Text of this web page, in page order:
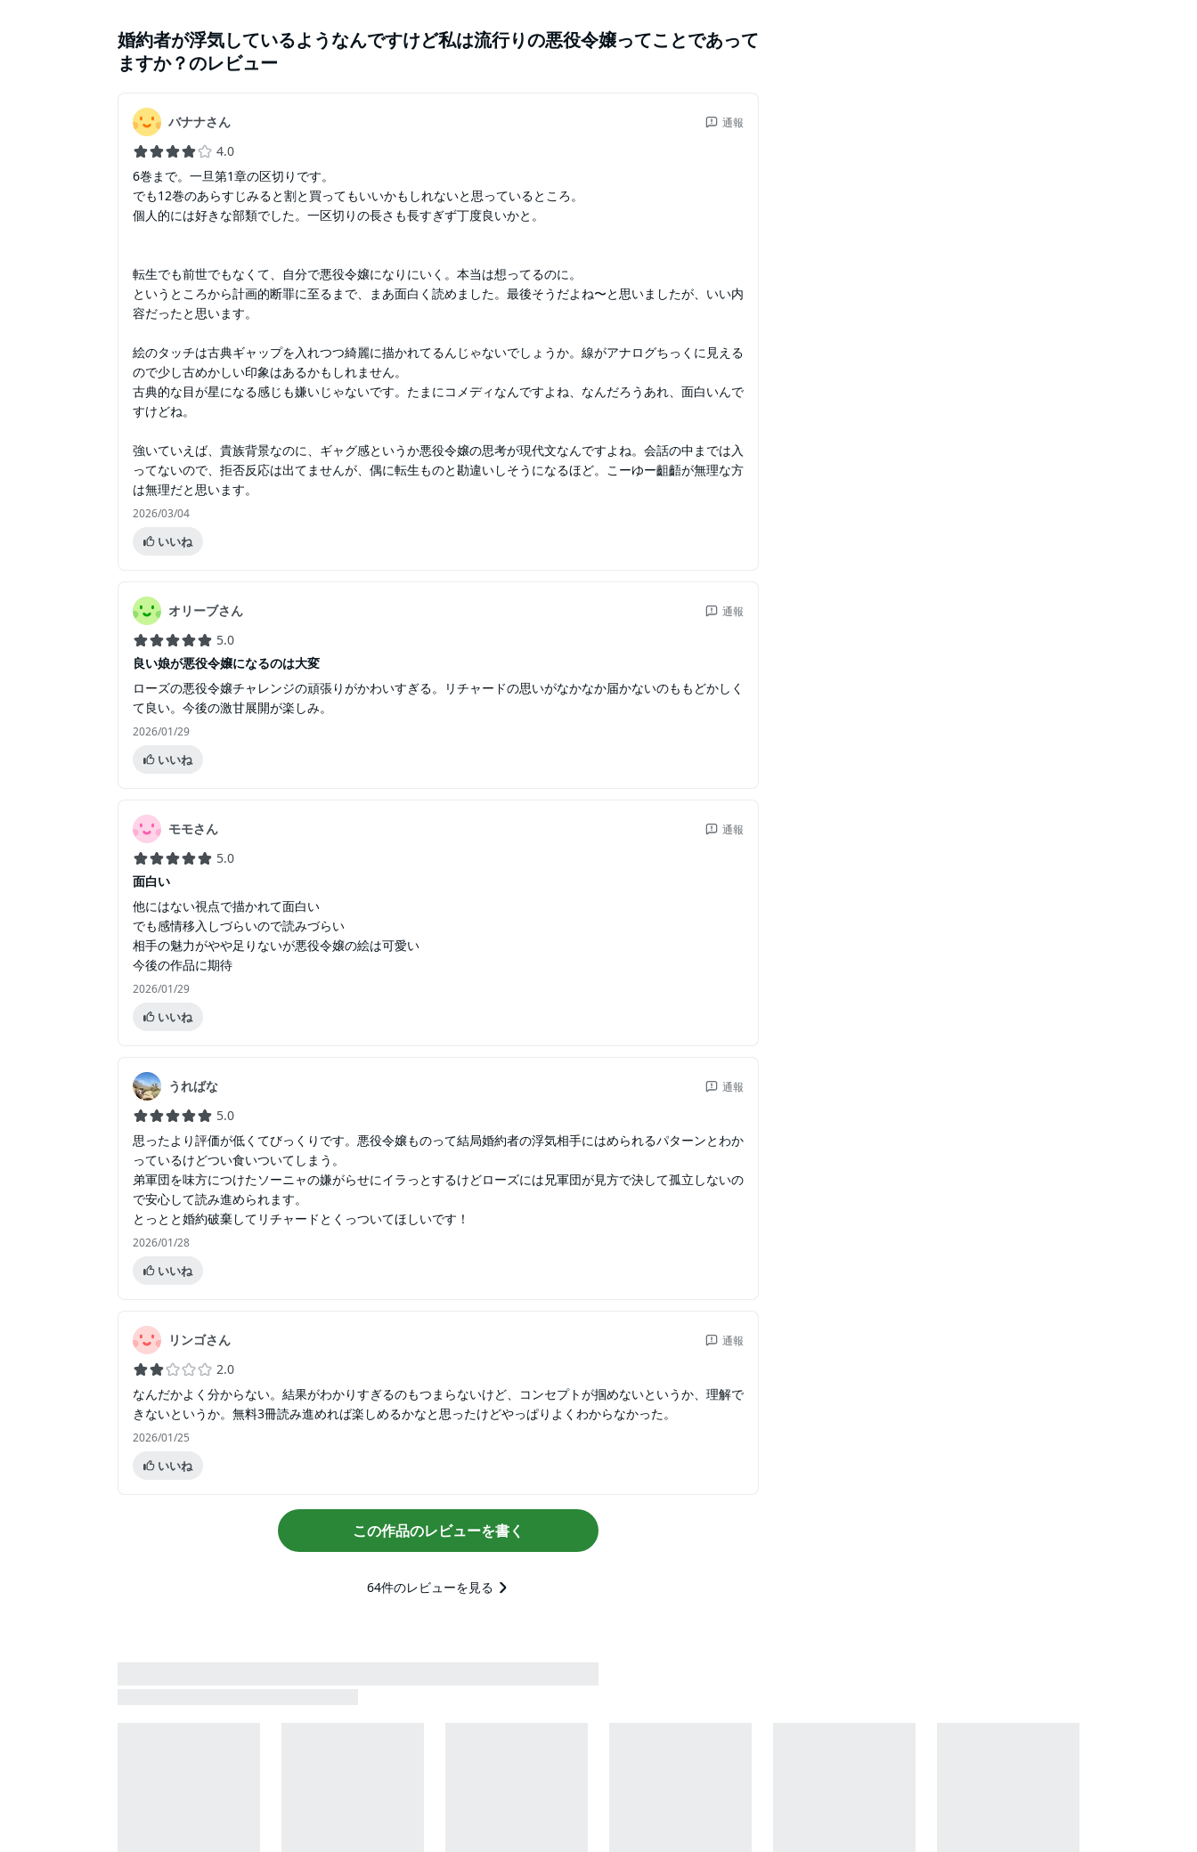
婚約者が浮気しているようなんですけど私は流行りの悪役令嬢ってことであって
ますか？のレビュー
バナナさん 通報
4.0
6巻まで。一旦第1章の区切りです。
でも12巻のあらすじみると割と買ってもいいかもしれないと思っているところ。
個人的には好きな部類でした。一区切りの長さも長すぎず丁度良いかと。
転生でも前世でもなくて、自分で悪役令嬢になりにいく。本当は想ってるのに。
というところから計画的断罪に至るまで、まあ面白く読めました。最後そうだよね〜と思いましたが、いい内
容だったと思います。
絵のタッチは古典ギャップを入れつつ綺麗に描かれてるんじゃないでしょうか。線がアナログちっくに見える
ので少し古めかしい印象はあるかもしれません。
古典的な目が星になる感じも嫌いじゃないです。たまにコメディなんですよね、なんだろうあれ、面白いんで
すけどね。
強いていえば、貴族背景なのに、ギャグ感というか悪役令嬢の思考が現代文なんですよね。会話の中までは入
ってないので、拒否反応は出てませんが、偶に転生ものと勘違いしそうになるほど。こーゆー齟齬が無理な方
は無理だと思います。
2026/03/04
いいね
オリーブさん 通報
5.0
良い娘が悪役令嬢になるのは大変
ローズの悪役令嬢チャレンジの頑張りがかわいすぎる。リチャードの思いがなかなか届かないのももどかしく
て良い。今後の激甘展開が楽しみ。
2026/01/29
いいね
モモさん 通報
5.0
面白い
他にはない視点で描かれて面白い
でも感情移入しづらいので読みづらい
相手の魅力がやや足りないが悪役令嬢の絵は可愛い
今後の作品に期待
2026/01/29
いいね
うればな 通報
5.0
思ったより評価が低くてびっくりです。悪役令嬢ものって結局婚約者の浮気相手にはめられるパターンとわか
っているけどつい食いついてしまう。
弟軍団を味方につけたソーニャの嫌がらせにイラっとするけどローズには兄軍団が見方で決して孤立しないの
で安心して読み進められます。
とっとと婚約破棄してリチャードとくっついてほしいです！
2026/01/28
いいね
リンゴさん 通報
2.0
なんだかよく分からない。結果がわかりすぎるのもつまらないけど、コンセプトが掴めないというか、理解で
きないというか。無料3冊読み進めれば楽しめるかなと思ったけどやっぱりよくわからなかった。
2026/01/25
いいね
この作品のレビューを書く
64件のレビューを見る